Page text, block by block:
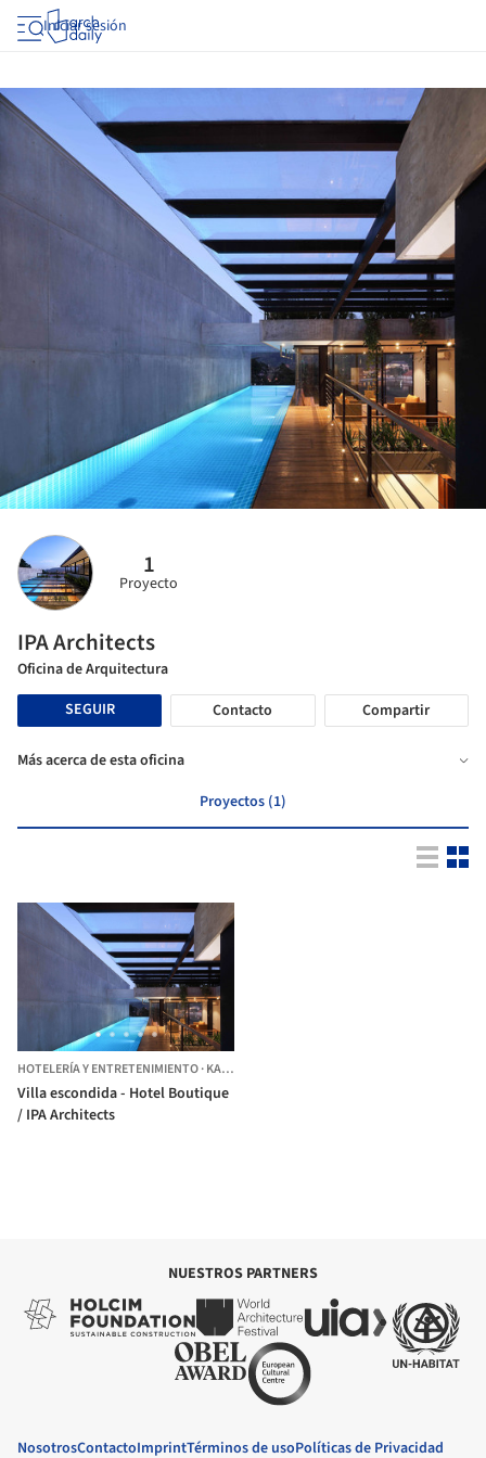
Iniciar sesión
1
Proyecto
IPA Architects
Oficina de Arquitectura
SEGUIR
Contacto Compartir
Más acerca de esta oficina
Proyectos (1)
HOTELERÍA Y ENTRETENIMIENTO·KANDY,
Villa escondida - Hotel Boutique
/ IPA Architects